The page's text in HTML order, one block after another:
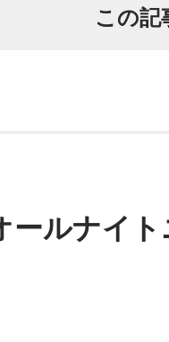
SUNDAY』9時～
ルムステーショ
がらないですし、自分
、早く復帰ができるよ
いたのですが、痛みの
この記
ールナイ